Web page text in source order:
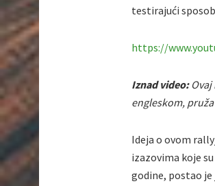
testirajući
https://
Iznad video:Ovaj
engleskom,
Ideja o ovom
izazovima koje
godine, postao